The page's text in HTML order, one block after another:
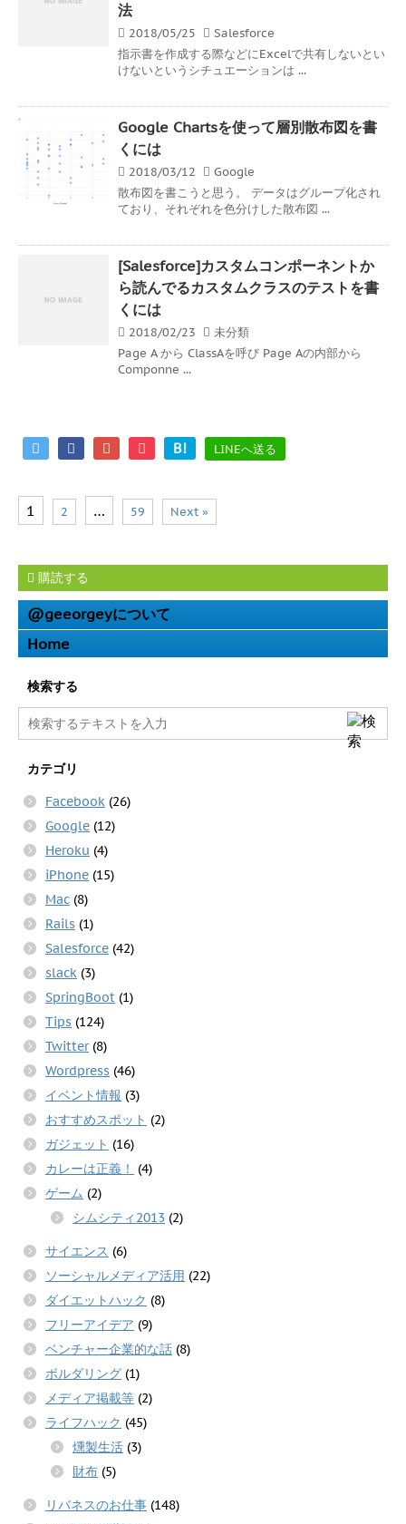
法
2018/05/25
Salesforce
指示書を作成する際などにExcelで共有しないとい
けないというシチュエーションは ...
Google Chartsを使って層別散布図を書
くには
2018/03/12
Google
散布図を書こうと思う。 データはグループ化され
ており、それぞれを色分けした散布図 ...
[Salesforce]カスタムコンポーネントか
ら読んでるカスタムクラスのテストを書
くには
2018/02/23
未分類
Page A から ClassAを呼び Page Aの内部から
Componne ...
B! LINEへ送る
1 2 … 59 Next »
購読する
@geeorgeyについて
Home
検索する
カテゴリ
Facebook (26)
Google (12)
Heroku (4)
iPhone (15)
Mac (8)
Rails (1)
Salesforce (42)
slack (3)
SpringBoot (1)
Tips (124)
Twitter(8)
Wordpress (46)
イベント情報 (3)
おすすめスポット (2)
ガジェット (16)
カレーは正義！
(4)
ゲーム (2)
シムシティ2013 (2)
サイエンス (6)
ソーシャルメディア活用 (22)
ダイエットハック (8)
フリーアイデア (9)
ベンチャー企業的な話 (8)
ボルダリング (1)
メディア掲載等 (2)
ライフハック (45)
燻製生活 (3)
財布 (5)
リバネスのお仕事 (148)